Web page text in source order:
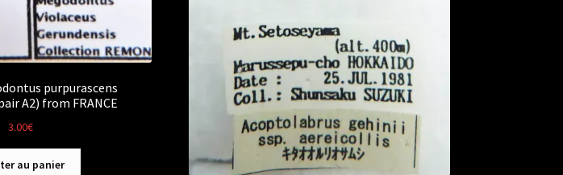
purpurascens
A2) from FRANCE
3.00€
au panier